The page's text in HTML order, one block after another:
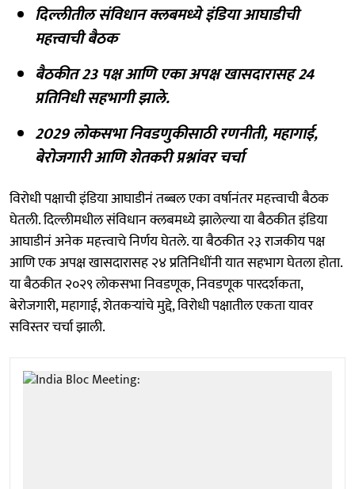
दिल्लीतील संविधान क्लबमध्ये इंडिया आघाडीची
महत्त्वाची बैठक
बैठकीत 23 पक्ष आणि एका अपक्ष खासदारासह 24
प्रतिनिधी सहभागी झाले.
2029 लोकसभा निवडणुकीसाठी रणनीती, महागाई,
बेरोजगारी आणि शेतकरी प्रश्नांवर चर्चा
विरोधी पक्षाची इंडिया आघाडीनं तब्बल एका वर्षानंतर महत्त्वाची बैठक
घेतली. दिल्लीमधील संविधान क्लबमध्ये झालेल्या या बैठकीत इंडिया
आघाडीनं अनेक महत्त्वाचे निर्णय घेतले. या बैठकीत २३ राजकीय पक्ष
आणि एक अपक्ष खासदारासह २४ प्रतिनिधींनी यात सहभाग घेतला होता.
या बैठकीत २०२९ लोकसभा निवडणूक, निवडणूक पारदर्शकता,
बेरोजगारी, महागाई, शेतकऱ्यांचे मुद्दे, विरोधी पक्षातील एकता यावर
सविस्तर चर्चा झाली.